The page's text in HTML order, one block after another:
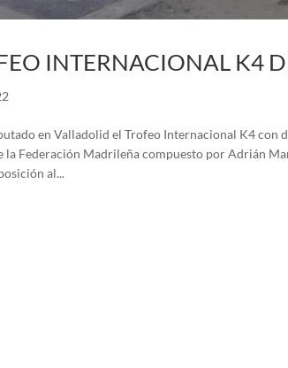
INTERNACIONAL K4
en Valladolid el Trofeo Internacional K4 con
la Federación Madrileña compuesto por Adrián
al...